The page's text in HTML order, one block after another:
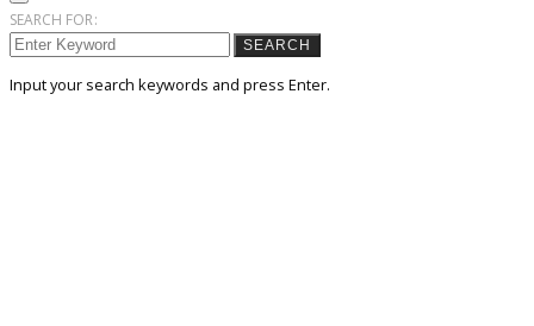
SEARCH FOR:
SEARCH
Input your search keywords and press Enter.